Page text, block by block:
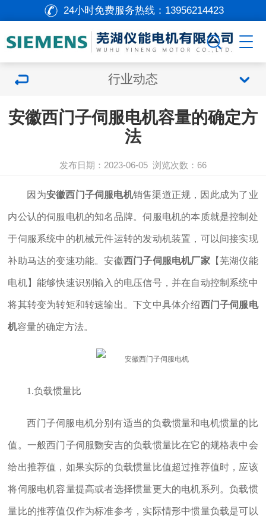
24小时免费服务热线： 13956214423
行业动态
安徽西门子伺服电机容量的确定方
法
发布日期：2023-06-05 浏览次数： 66
因为安徽西门子伺服电机销售渠道正规，因此成为了业
内公认的伺服电机的知名品牌。伺服电机的本质就是控制处
于伺服系统中的机械元件运转的发动机装置，可以间接实现
补助马达的变速功能。安徽西门子伺服电机厂家【芜湖仪能
电机】能够快速识别输入的电压信号，并在自动控制系统中
将其转变为转矩和转速输出。下文中具体介绍西门子伺服电
机容量的确定方法。
1.负载惯量比
西门子伺服电机分别有适当的负载惯量和电机惯量的比
值。一般西门子伺服覅安吉的负载惯量比在它的规格表中会
给出推荐值，如果实际的负载惯量比值超过推荐值时，应该
将伺服电机容量提高或者选择惯量更大的电机系列。负载惯
量比的推荐值仅作为标准参考，实际情形中惯量负载是可以